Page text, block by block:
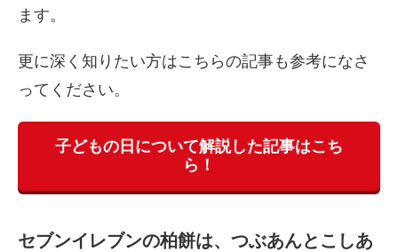
ます。
更に深く知りたい方はこちらの記事も参考になさ
ってください。
子どもの日について解説した記事はこち
ら！
セブンイレブンの柏餅は、つぶあんとこしあ